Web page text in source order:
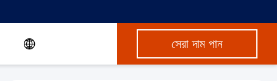
সেরা দাম পান